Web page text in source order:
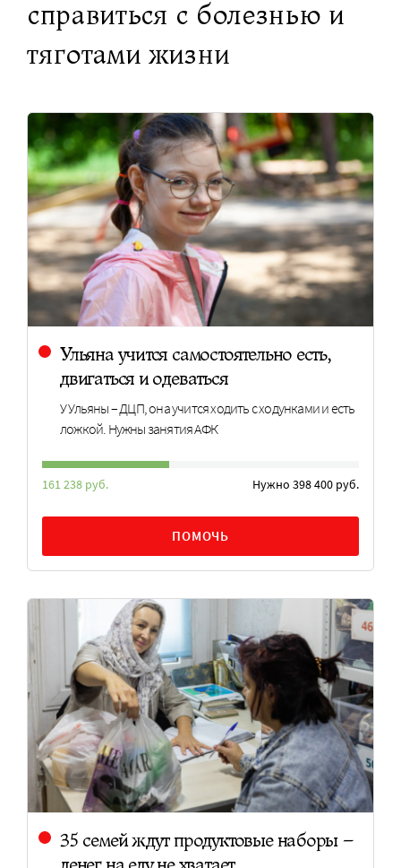
справиться с болезнью и
тяготами жизни
Ульяна учится самостоятельно есть,
двигаться и одеваться
У Ульяны – ДЦП, она учится ходить с ходунками и есть
ложкой. Нужны занятия АФК
161 238 руб. Нужно 398 400 руб.
ПОМОЧЬ
35 семей ждут продуктовые наборы –